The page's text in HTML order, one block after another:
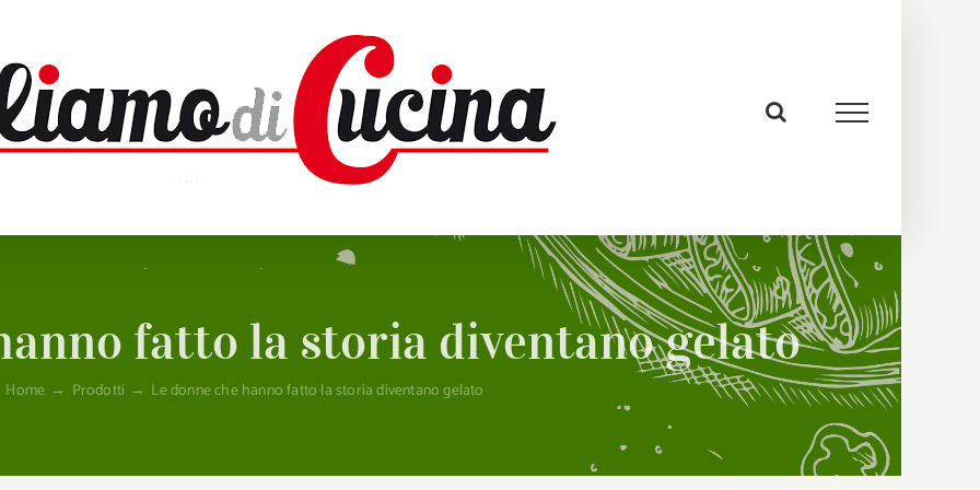
fatto la storia diventano gelato
Home → Prodotti → Le donne che hanno fatto la storia diventano gelato